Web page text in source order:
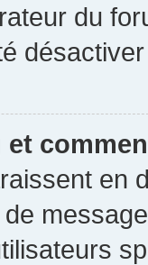
du
et
en